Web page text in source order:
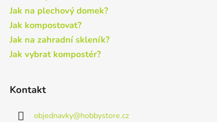
Jak na plechový domek?
Jak kompostovat?
Jak na zahradní skleník?
Jak vybrat kompostér?
Kontakt
objednavky@hobbystore.cz